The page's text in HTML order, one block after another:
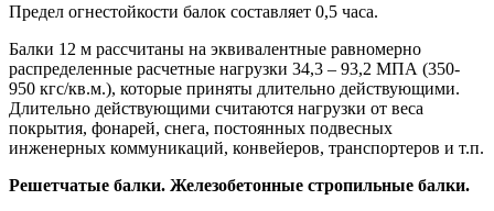
Предел огнестойкости балок составляет 0,5 часа.
Балки 12 м рассчитаны на эквивалентные равномерно
распределенные расчетные нагрузки 34,3 – 93,2 МПА (350-
950 кгс/кв.м.), которые приняты длительно действующими.
Длительно действующими считаются нагрузки от веса
покрытия, фонарей, снега, постоянных подвесных
инженерных коммуникаций, конвейеров, транспортеров и т.п.
Решетчатые балки. Железобетонные стропильные балки.